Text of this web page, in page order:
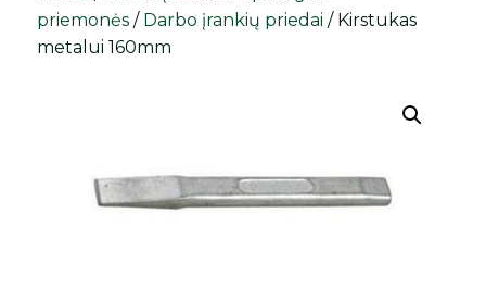
priemonės / Darbo įrankių priedai / Kirstukas
metalui 160mm